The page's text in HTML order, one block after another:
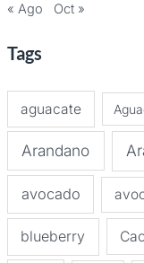
« Ago Oct »
Tags
aguacate
Arandano
avocado
blueberry